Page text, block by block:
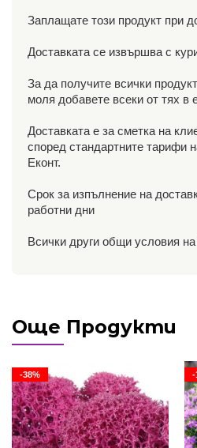
Заплащате този продукт при
Доставката се извършва с
За да получите всички
моля добавете всеки от тях
Доставката е за сметка на
според стандартните тарифи
Еконт.
Срок за изпълнение на
работни дни
Всички други общи условия
Още Продукти
-38% -